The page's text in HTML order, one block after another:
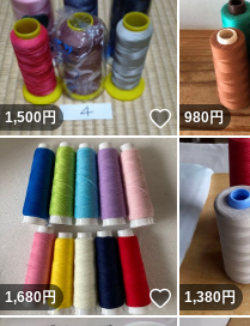
1,500円 いいね！
980円
1,680円 いいね！
1,380円